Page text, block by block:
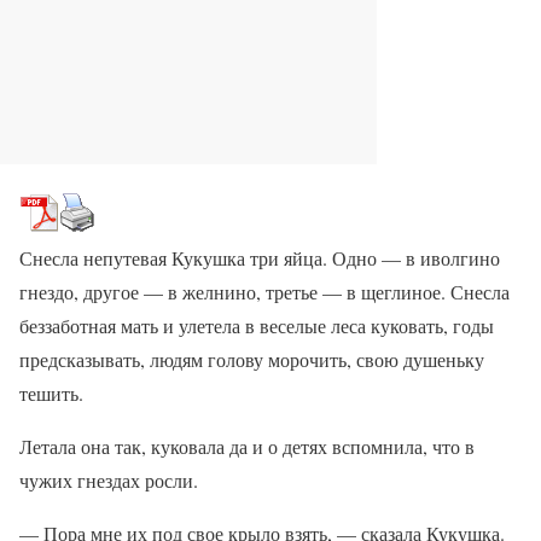
Снесла непутевая Кукушка три яйца. Одно — в иволгино
гнездо, другое — в желнино, третье — в щеглиное. Снесла
беззаботная мать и улетела в веселые леса куковать, годы
предсказывать, людям голову морочить, свою душеньку
тешить.
Летала она так, куковала да и о детях вспомнила, что в
чужих гнездах росли.
— Пора мне их под свое крыло взять, — сказала Кукушка.